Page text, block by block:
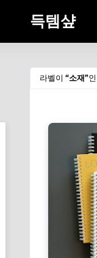
득템샾
라벨이 소재